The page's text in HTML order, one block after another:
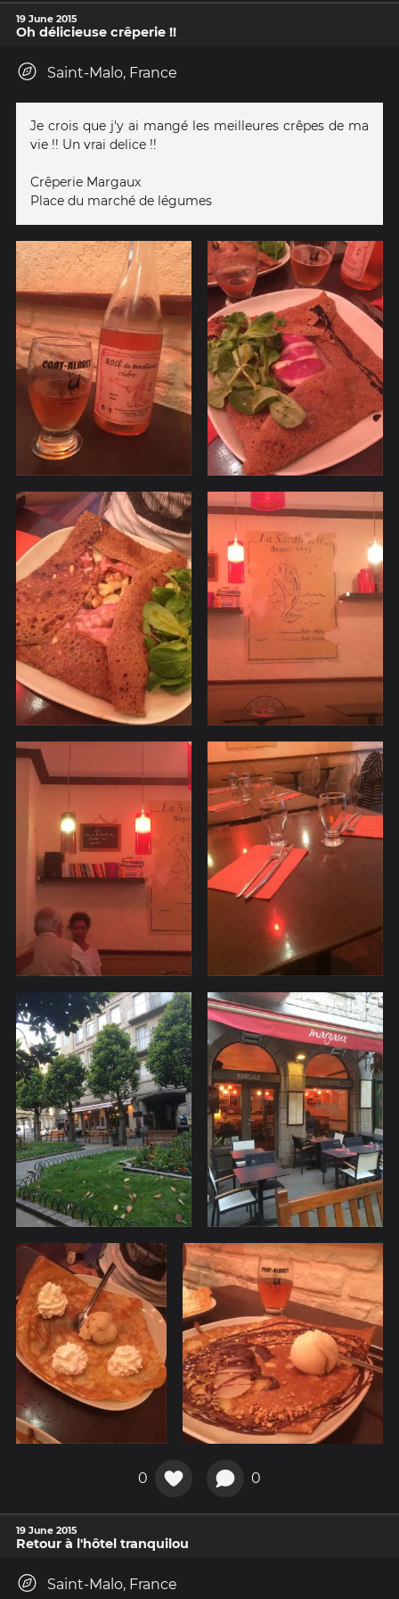
19 June 2015
Oh délicieuse crêperie !!
Saint-Malo, France
Je crois que j'y ai mangé les meilleures crêpes de ma
vie !! Un vrai delice !!
Crêperie Margaux
Place du marché de légumes
0 0
19 June 2015
Retour à l'hôtel tranquilou
Saint-Malo, France